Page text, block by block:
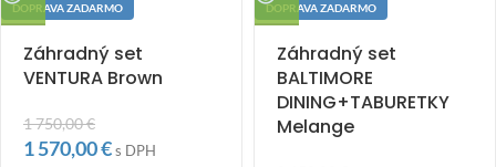
DOPRAVA ZADARMO
Záhradný set
VENTURA Brown
1 750,00€
1 570,00€s DPH
DOPRAVA ZADARMO
Záhradný set
BALTIMORE
DINING+TABURETKY
Melange